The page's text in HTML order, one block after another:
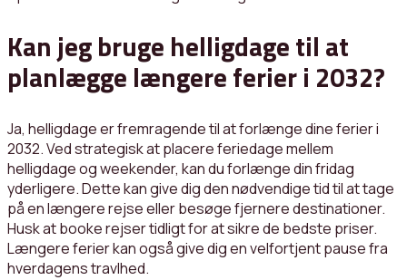
Kan jeg bruge helligdage til at
planlægge længere ferier i 2032?
Ja, helligdage er fremragende til at forlænge dine ferier i
2032. Ved strategisk at placere feriedage mellem
helligdage og weekender, kan du forlænge din fridag
yderligere. Dette kan give dig den nødvendige tid til at tage
på en længere rejse eller besøge fjernere destinationer.
Husk at booke rejser tidligt for at sikre de bedste priser.
Længere ferier kan også give dig en velfortjent pause fra
hverdagens travlhed.